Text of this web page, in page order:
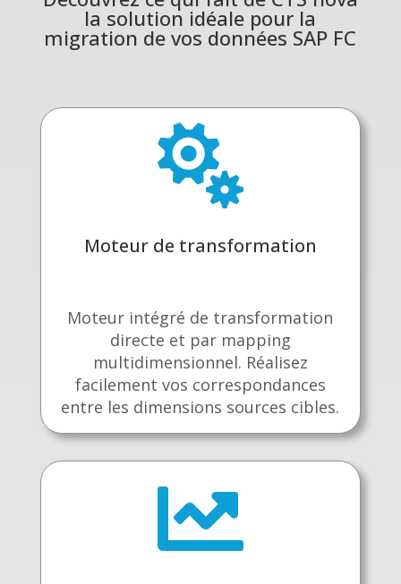
la solution idéale pour la
migration de vos données SAP FC

Moteur de transformation
Moteur intégré de transformation
directe et par mapping
multidimensionnel. Réalisez
facilement vos correspondances
entre les dimensions sources cibles.
